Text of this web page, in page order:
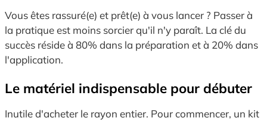
Vous êtes rassuré(e) et prêt(e) à vous lancer ? Passer à
la pratique est moins sorcier qu'il n'y paraît. La clé du
succès réside à 80% dans la préparation et à 20% dans
l'application.
Le matériel indispensable pour débuter
Inutile d'acheter le rayon entier. Pour commencer, un kit